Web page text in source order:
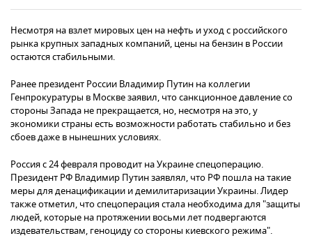
Несмотря на взлет мировых цен на нефть и уход с российского
рынка крупных западных компаний, цены на бензин в России
остаются стабильными.
Ранее президент России Владимир Путин на коллегии
Генпрокуратуры в Москве заявил, что санкционное давление со
стороны Запада не прекращается, но, несмотря на это, у
экономики страны есть возможности работать стабильно и без
сбоев даже в нынешних условиях.
Россия с 24 февраля проводит на Украине спецоперацию.
Президент РФ Владимир Путин заявлял, что РФ пошла на такие
меры для денацификации и демилитаризации Украины. Лидер
также отметил, что спецоперация стала необходима для "защиты
людей, которые на протяжении восьми лет подвергаются
издевательствам, геноциду со стороны киевского режима".